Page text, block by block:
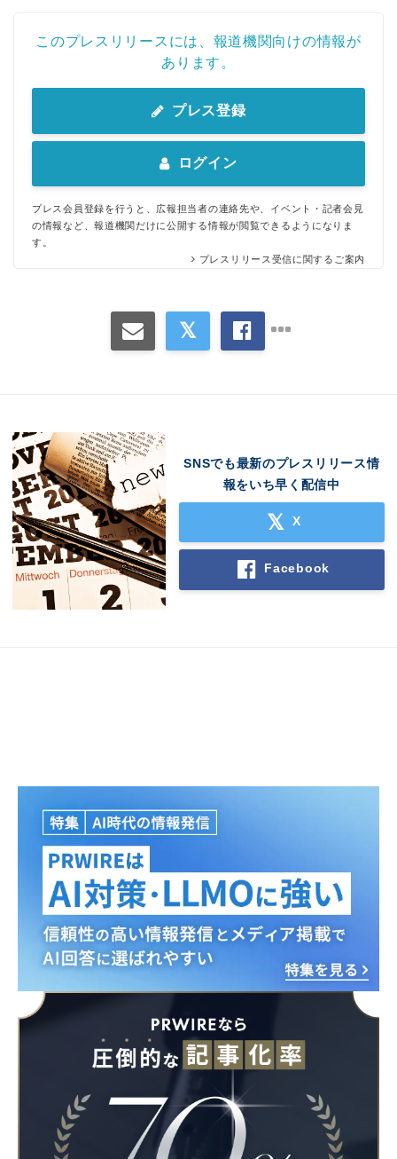
このプレスリリースには、報道機関向けの情報が
あります。
プレス登録
ログイン
プレス会員登録を行うと、広報担当者の連絡先や、イベント・記者会見
の情報など、報道機関だけに公開する情報が閲覧できるようになりま
す。
プレスリリース受信に関するご案内
SNSでも最新のプレスリリース情
報をいち早く配信中
X
Facebook
Japanese
English